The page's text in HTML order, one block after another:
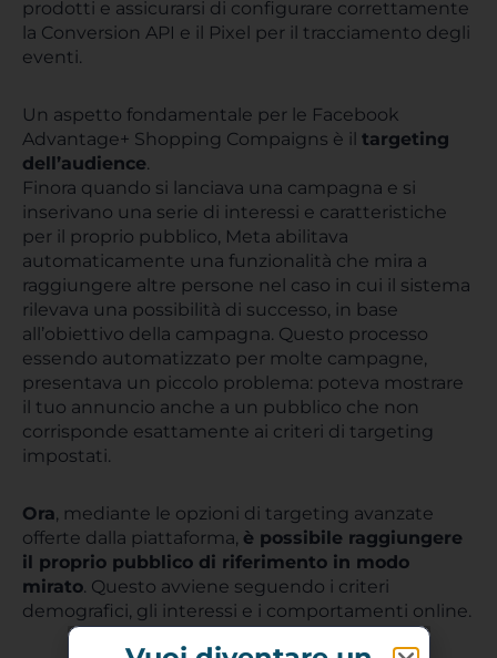
prodotti e assicurarsi di configurare correttamente
la Conversion API e il Pixel per il tracciamento degli
eventi.
Un aspetto fondamentale per le Facebook
Advantage+ Shopping Compaigns è il targeting
dell’audience.
Finora quando si lanciava una campagna e si
inserivano una serie di interessi e caratteristiche
per il proprio pubblico, Meta abilitava
automaticamente una funzionalità che mira a
raggiungere altre persone nel caso in cui il sistema
rilevava una possibilità di successo, in base
all’obiettivo della campagna. Questo processo
essendo automatizzato per molte campagne,
presentava un piccolo problema: poteva mostrare
il tuo annuncio anche a un pubblico che non
corrisponde esattamente ai criteri di targeting
impostati.
Ora, mediante le opzioni di targeting avanzate
offerte dalla piattaforma, è possibile raggiungere
il proprio pubblico di riferimento in modo
mirato. Questo avviene seguendo i criteri
demografici, gli interessi e i comportamenti online.